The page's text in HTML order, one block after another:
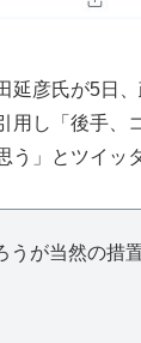
彦氏が5日
用し「後手
」とツイッ
うが当然の措